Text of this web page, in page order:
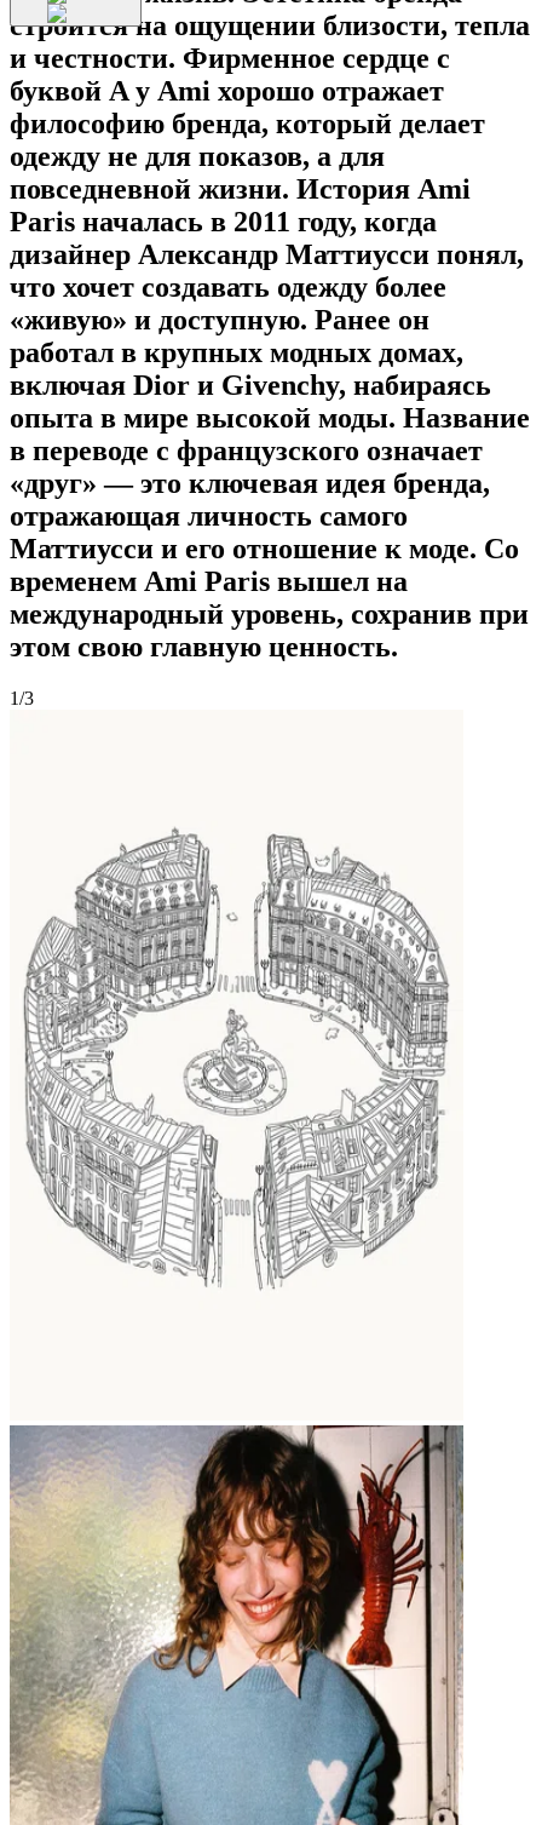
строится на ощущении близости, тепла
и честности. Фирменное сердце с
буквой A у Ami хорошо отражает
философию бренда, который делает
одежду не для показов, а для
повседневной жизни. История Ami
Paris началась в 2011 году, когда
дизайнер Александр Маттиусси понял,
что хочет создавать одежду более
«живую» и доступную. Ранее он
работал в крупных модных домах,
включая Dior и Givenchy, набираясь
опыта в мире высокой моды. Название
в переводе с французского означает
«друг» — это ключевая идея бренда,
отражающая личность самого
Маттиусси и его отношение к моде. Со
временем Ami Paris вышел на
международный уровень, сохранив при
этом свою главную ценность.
1/3